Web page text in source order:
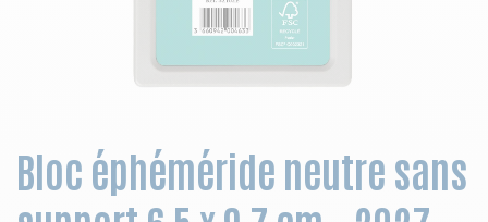
Bloc éphéméride neutre sans